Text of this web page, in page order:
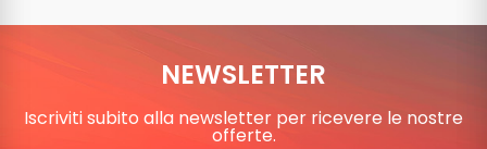
NEWSLETTER
Iscriviti subito alla newsletter per ricevere le nostre
offerte.